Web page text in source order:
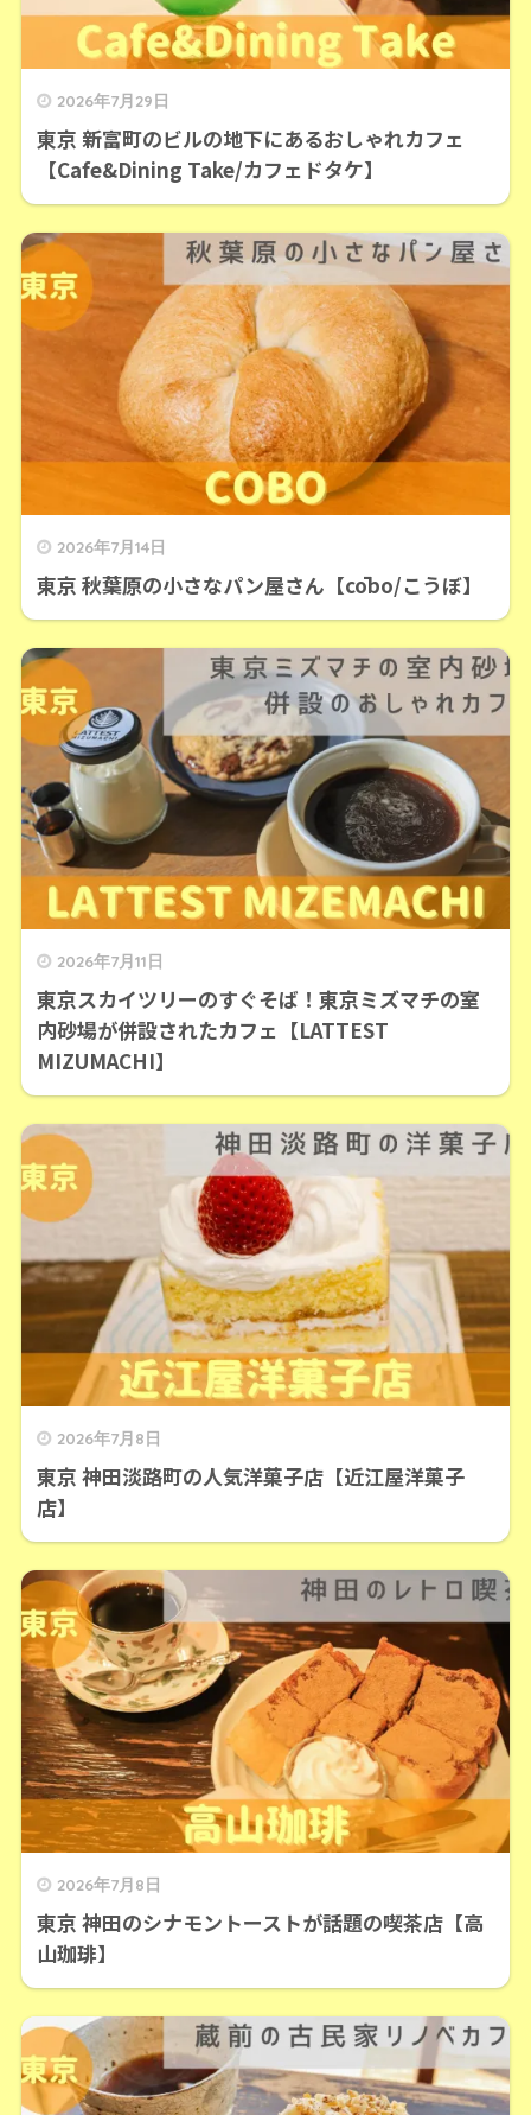
2026年7月29日
東京 新富町のビルの地下にあるおしゃれカフェ
【Cafe&Dining Take/カフェドタケ】
2026年7月14日
東京 秋葉原の小さなパン屋さん【cōbo/こうぼ】
2026年7月11日
東京スカイツリーのすぐそば！東京ミズマチの室
内砂場が併設されたカフェ【LATTEST
MIZUMACHI】
2026年7月8日
東京 神田淡路町の人気洋菓子店【近江屋洋菓子
店】
2026年7月8日
東京 神田のシナモントーストが話題の喫茶店【高
山珈琲】